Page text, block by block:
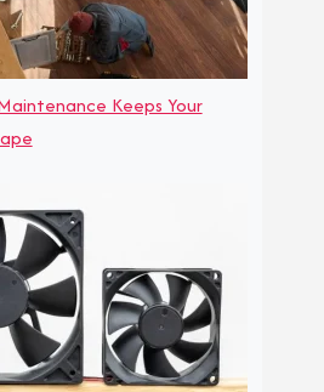
Keeps Your